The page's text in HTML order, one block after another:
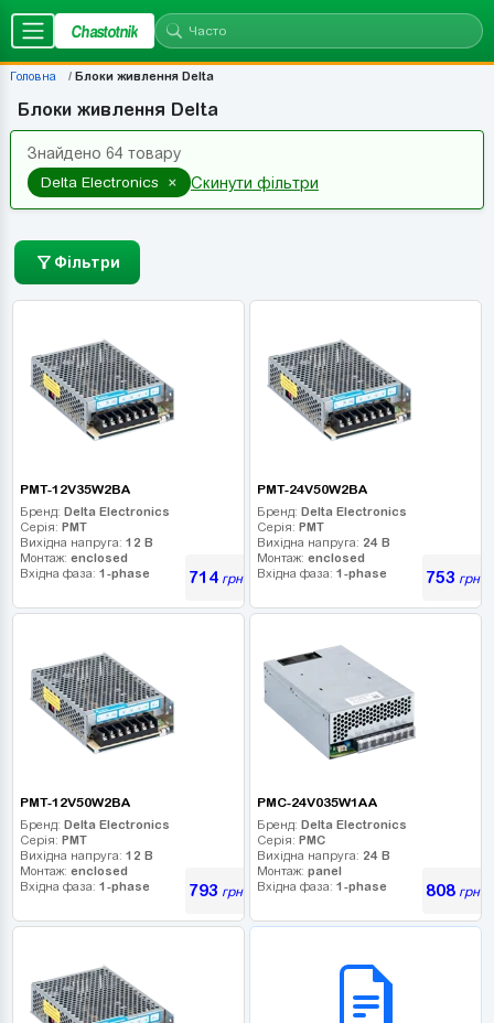
Chastotnik
Головна Блоки живлення Delta
Блоки живлення Delta
Знайдено 64 товару
Delta Electronics × Скинути фільтри
Фільтри
PMT-12V35W2BA
Бренд: Delta Electronics
Серія: PMT
Вихідна напруга: 12 В
Монтаж: enclosed
Вхідна фаза: 1-phase 714грн
PMT-24V50W2BA
Бренд: Delta Electronics
Серія: PMT
Вихідна напруга: 24 В
Монтаж: enclosed
Вхідна фаза: 1-phase 753 грн
PMT-12V50W2BA
Бренд: Delta Electronics
Серія: PMT
Вихідна напруга: 12 В
Монтаж: enclosed
Вхідна фаза: 1-phase 793 грн
PMC-24V035W1AA
Бренд: Delta Electronics
Серія: PMC
Вихідна напруга: 24 В
Монтаж: panel
Вхідна фаза: 1-phase 808грн